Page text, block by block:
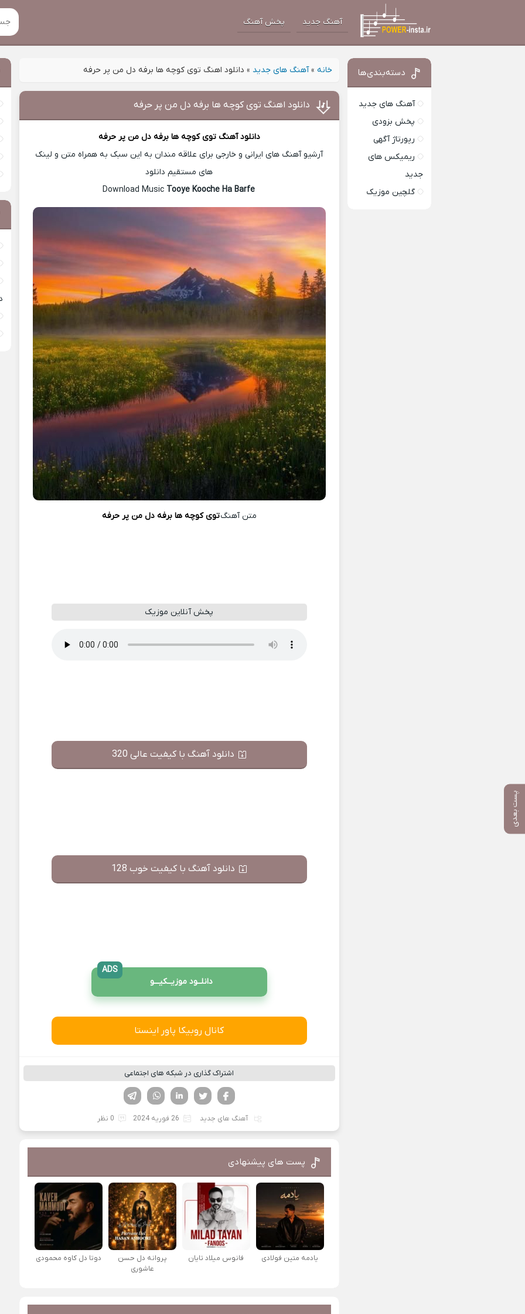
آهنگ جدید پخش آهنگ
خانه »آهنگ های جدید » دانلود اهنگ توی کوچه ها برفه دل من پر حرفه
پست بعدی
دانلود اهنگ توی کوچه ها برفه دل من پر حرفه
دانلود آهنگ توی کوچه ها برفه دل من پر حرفه
آرشیو آهنگ های ایرانی و خارجی برای علاقه مندان به این سبک به همراه متن و لینک
های مستقیم دانلود
Tooye Kooche Ha Barfe
متن آهنگتوی کوچه ها برفه دل من پر حرفه
پخش آنلاین موزیک
دانلود آهنگ با کیفیت عالی 320
دانلود آهنگ با کیفیت خوب 128
دانلــود موزیــکیـــو
ADS
کانال روبیکا پاور اینستا
اشتراک گذاری در شبکه های اجتماعی
لینکدین تویتر
فیسوک
آهنگ های جدید 26 فوریه 2024 0 نظر
پست های پیشنهادی
یادمه متین فولادی فانوس میلاد تایان
پروانه دل حسن
عاشوری
دوتا دل کاوه محمودی
دسته‌بندی‌ها
آهنگ های جدید
پخش بزودی
رپورتاژ آگهی
ریمیکس های
جدید
گلچین موزیک